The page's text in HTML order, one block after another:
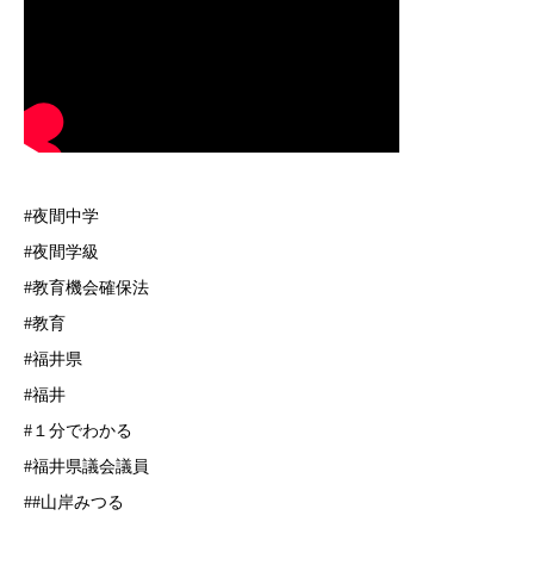
#夜間中学
#夜間学級
#教育機会確保法
#教育
#福井県
#福井
#１分でわかる
#福井県議会議員
##山岸みつる